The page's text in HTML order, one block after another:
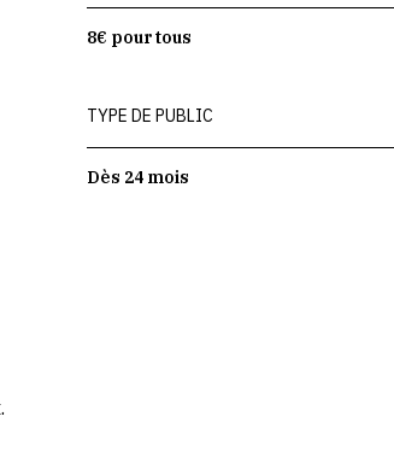
8€ pour tous
TYPE DE PUBLIC
Dès 24 mois